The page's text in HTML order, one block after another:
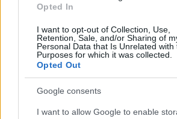
Opted In
I want to opt-out of Collection, Use,
Retention, Sale, and/or Sharing of
Personal Data that Is Unrelated with
Purposes for which it was collected.
Opted Out
Google consents
I want to allow Google to enable